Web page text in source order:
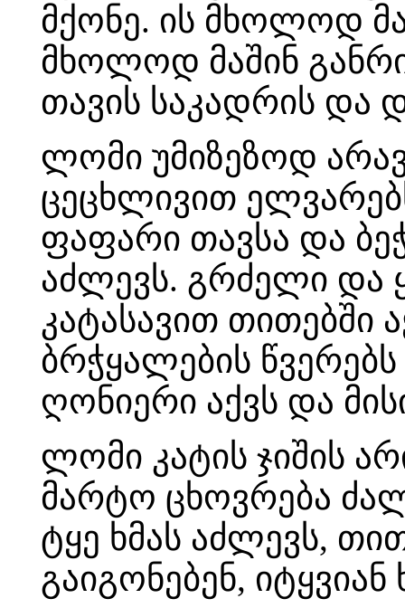
მქონე. ის მხოლოდ
მხოლოდ მაშინ
თავის საკადრის და
ლომი უმიზეზოდ
ცეცხლივით
ფაფარი თავსა და
აძლევს. გრძელი და
კატასავით
ბრჭყალების
ღონიერი აქვს და
ლომი კატის ჯიშის
მარტო ცხოვრება
ტყე ხმას აძლევს,
გაიგონებენ,